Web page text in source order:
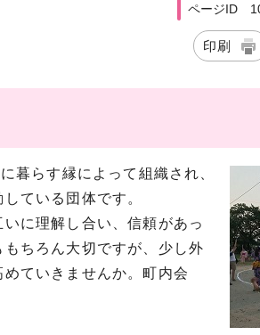
ページID
印刷
暮らす縁によって組織され、
ている団体です。
に理解し合い、信頼があっ
ちろん大切ですが、少し外
ていきませんか。町内会